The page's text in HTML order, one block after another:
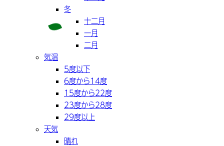
冬
十二月
一月
二月
気温
5度以下
6度から14度
15度から22度
23度から28度
29度以上
天気
晴れ